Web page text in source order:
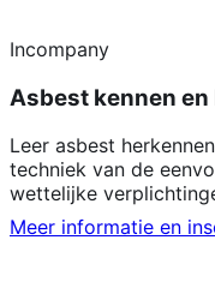
Incompany
Asbest kennen
Leer asbest
techniek van de
wettelijke
Meer informatie en